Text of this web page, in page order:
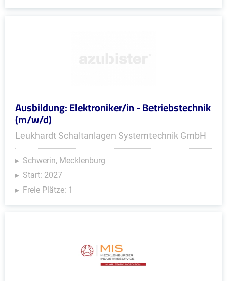
Ausbildung: Elektroniker/in - Betriebstechnik
(m/w/d)
Leukhardt Schaltanlagen Systemtechnik GmbH
Schwerin, Mecklenburg
Start: 2027
Freie Plätze: 1